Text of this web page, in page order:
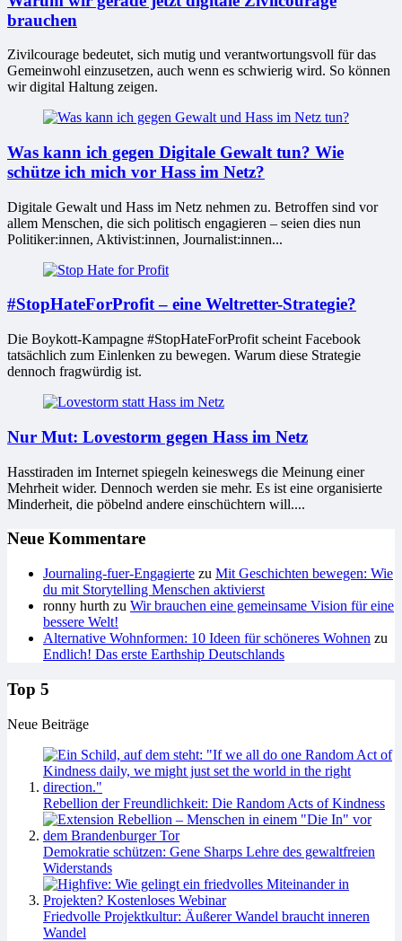
brauchen
Zivilcourage bedeutet, sich mutig und verantwortungsvoll für das
Gemeinwohl einzusetzen, auch wenn es schwierig wird. So können
wir digital Haltung zeigen.
Was kann ich gegen Digitale Gewalt tun? Wie
schütze ich mich vor Hass im Netz?
Digitale Gewalt und Hass im Netz nehmen zu. Betroffen sind vor
allem Menschen, die sich politisch engagieren – seien dies nun
Politiker:innen, Aktivist:innen, Journalist:innen...
#StopHateForProfit – eine Weltretter-Strategie?
Die Boykott-Kampagne #StopHateForProfit scheint Facebook
tatsächlich zum Einlenken zu bewegen. Warum diese Strategie
dennoch fragwürdig ist.
Nur Mut: Lovestorm gegen Hass im Netz
Hasstiraden im Internet spiegeln keineswegs die Meinung einer
Mehrheit wider. Dennoch werden sie mehr. Es ist eine organisierte
Minderheit, die pöbelnd andere einschüchtern will....
Neue Kommentare
Journaling-fuer-Engagierte zu Mit Geschichten bewegen: Wie
du mit Storytelling Menschen aktivierst
ronny hurth zu Wir brauchen eine gemeinsame Vision für eine
bessere Welt!
Alternative Wohnformen: 10 Ideen für schöneres Wohnen zu
Endlich! Das erste Earthship Deutschlands
Top 5
Neue Beiträge
Rebellion der Freundlichkeit: Die Random Acts of Kindness
Demokratie schützen: Gene Sharps Lehre des gewaltfreien
Widerstands
Friedvolle Projektkultur: Äußerer Wandel braucht inneren
Wandel